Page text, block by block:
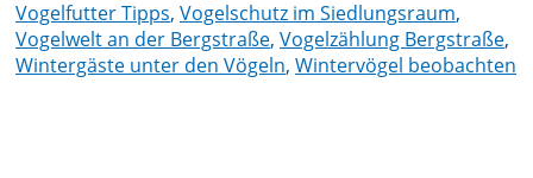
Vogelfutter Tipps, Vogelschutz im Siedlungsraum,
Vogelwelt an der Bergstraße, Vogelzählung Bergstraße,
Wintergäste unter den Vögeln, Wintervögel beobachten